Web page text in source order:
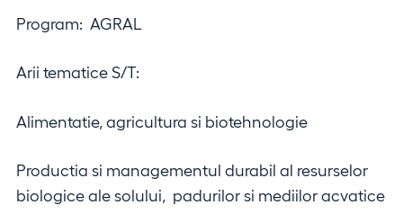
Program: AGRAL
Arii tematice S/T:
Alimentatie, agricultura si biotehnologie
Productia si managementul durabil al resurselor
biologice ale solului, padurilor si mediilor acvatice